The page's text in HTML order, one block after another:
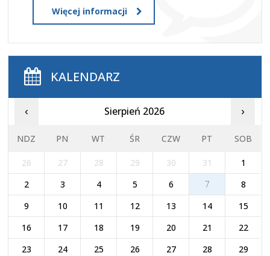
Więcej informacji
KALENDARZ
‹ Sierpień 2026 ›
NDZ PN WT ŚR CZW PT SOB
26 27 28 29 30 31
1
2
3 4 5 6 7
8
9
10 11 12 13 14
15
16
17 18 19 20 21
22
23
24 25 26 27 28
29